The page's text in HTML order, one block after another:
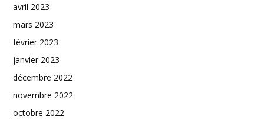
avril 2023
mars 2023
février 2023
janvier 2023
décembre 2022
novembre 2022
octobre 2022